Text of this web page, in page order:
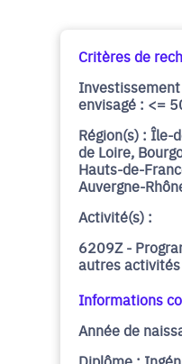
Critères de
envisagé : <=
Région(s) : Île-
de Loire,
Hauts-de-
Auvergne-
Activité(s) :
6209Z -
autres
Informations
Année de